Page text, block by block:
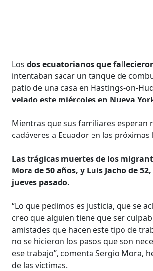
Losdos ecuatorianos que
intentaban sacar un tanque de
patio de una casa en Hastings-on-
velado este miércoles en Nueva
Mientras que sus familiares esperan
cadáveres a Ecuador en las próximas
Las trágicas muertes de los
Mora de 50 años, y Luis Jacho de
jueves pasado.
“Lo que pedimos es justicia, que se
creo que alguien tiene que ser
amistades que hacen este tipo de
no se hicieron los pasos que son
ese trabajo”, comenta Sergio Mora,
de las víctimas.